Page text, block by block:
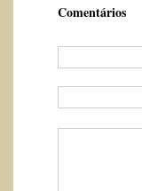
Comentários